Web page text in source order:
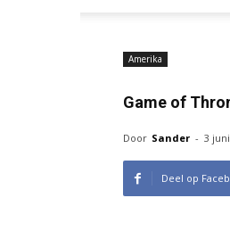
Amerika
Game of
Door Sander - 3
Deel op